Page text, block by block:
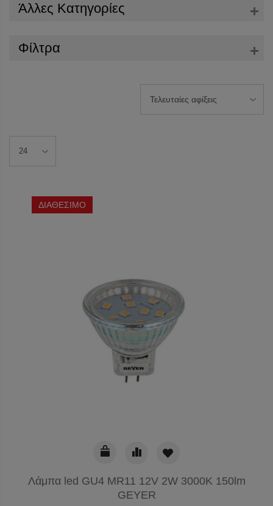
Άλλες Κατηγορίες
Φίλτρα
ΔΙΑΘΕΣΙΜΟ
Λάμπα led GU4 MR11 12V 2W 3000K 150lm
GEYER